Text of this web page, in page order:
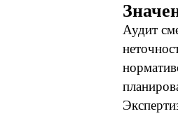
Аудит